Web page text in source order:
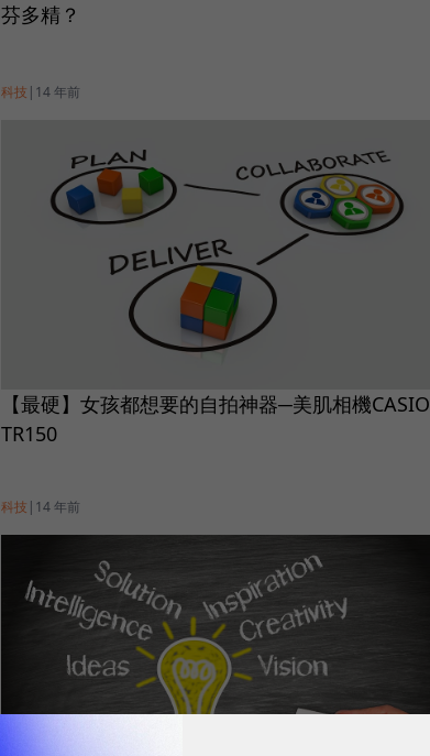
芬多精？
科技 | 14 年前
【最硬】女孩都想要的自拍神器─美肌相機CASIO
TR150
科技 | 14 年前